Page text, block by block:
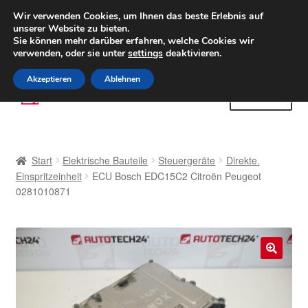
LIEFERUNG ab 6 EUR
Weltweiter Versand
(800) 500 564Mo-Fr 9-16 Uhr
Zur
Navigation
Zum
Inhalt
AGB
Beschwerdeordnung
Datenschutz-Bestimmungen
Start Elektrische Bauteile Steuergeräte
Direkte.
Einspritzeinheit
ECU Bosch EDC15C2 Citroën Peugeot
0281010871
🔍
Wir verwenden Cookies, um Ihnen das beste Erlebnis auf
unserer Website zu bieten.
Sie können mehr darüber erfahren, welche Cookies wir
verwenden, oder sie untersettings deaktivieren.
Akzeptieren Ablehnen